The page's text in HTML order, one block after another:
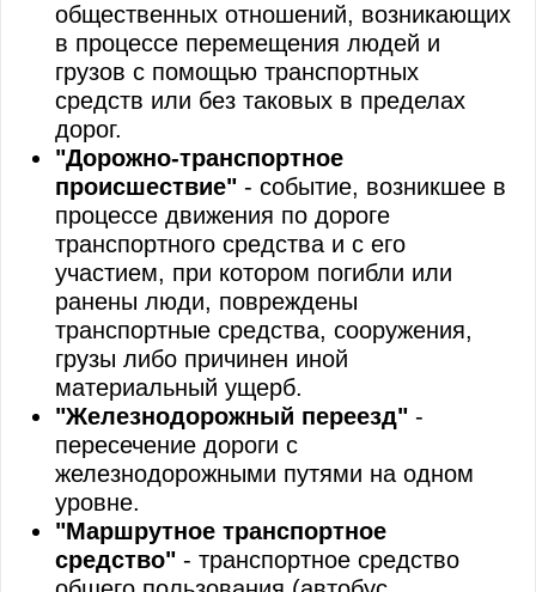
общественных отношений, возникающих
в процессе перемещения людей и
грузов с помощью транспортных
средств или без таковых в пределах
дорог.
"Дорожно-транспортное
происшествие" - событие, возникшее в
процессе движения по дороге
транспортного средства и с его
участием, при котором погибли или
ранены люди, повреждены
транспортные средства, сооружения,
грузы либо причинен иной
материальный ущерб.
"Железнодорожный переезд" -
пересечение дороги с
железнодорожными путями на одном
уровне.
"Маршрутное транспортное
средство" - транспортное средство